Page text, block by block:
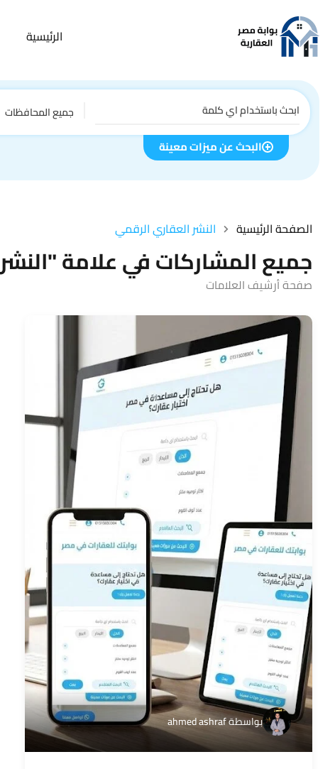
الرئيسية
جميع المحافظات
البحث عن ميزات معينة
الصفحة الرئيسية النشر العقاري الرقمي
جميع المشاركات في علامة
صفحة أرشيف العلامات
بواسطةahmed ashraf